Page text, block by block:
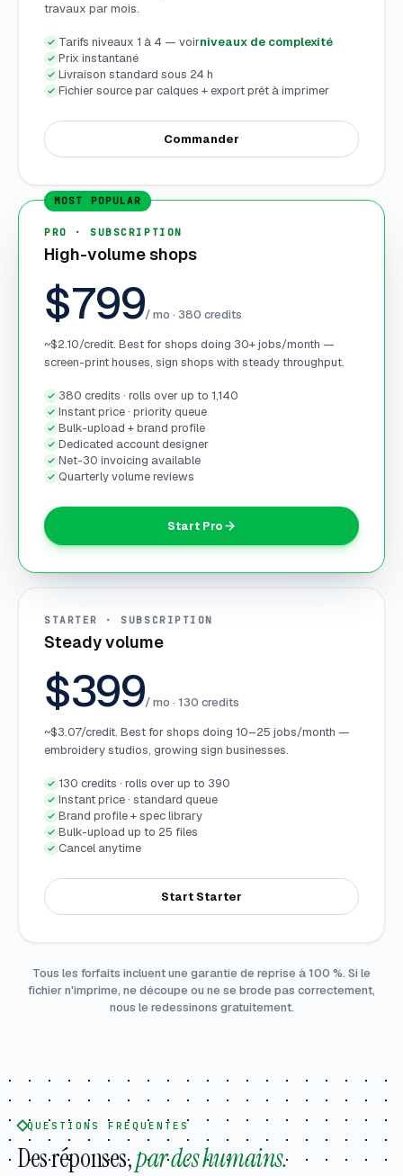
travaux par mois.
Tarifs niveaux 1 à 4 — voirniveaux de complexité
Prix instantané
Livraison standard sous 24 h
Fichier source par calques + export prêt à imprimer
Commander
PRO · SUBSCRIPTION
High-volume shops
$799/ mo ·380 credits
~$2.10/credit. Best for shops doing 30+ jobs/month —
screen-print houses, sign shops with steady throughput.
380 credits · rolls over up to 1,140
Instant price · priority queue
Bulk-upload + brand profile
Dedicated account designer
Net-30 invoicing available
Quarterly volume reviews
Start Pro
STARTER · SUBSCRIPTION
Steady volume
$399/ mo ·130 credits
~$3.07/credit. Best for shops doing 10–25 jobs/month —
embroidery studios, growing sign businesses.
130 credits · rolls over up to 390
Instant price · standard queue
Brand profile + spec library
Bulk-upload up to 25 files
Cancel anytime
Start Starter
Tous les forfaits incluent une garantie de reprise à 100 %. Si le
fichier n'imprime, ne découpe ou ne se brode pas correctement,
nous le redessinons gratuitement.
QUESTIONS FRÉQUENTES
Des réponses,par des humains.